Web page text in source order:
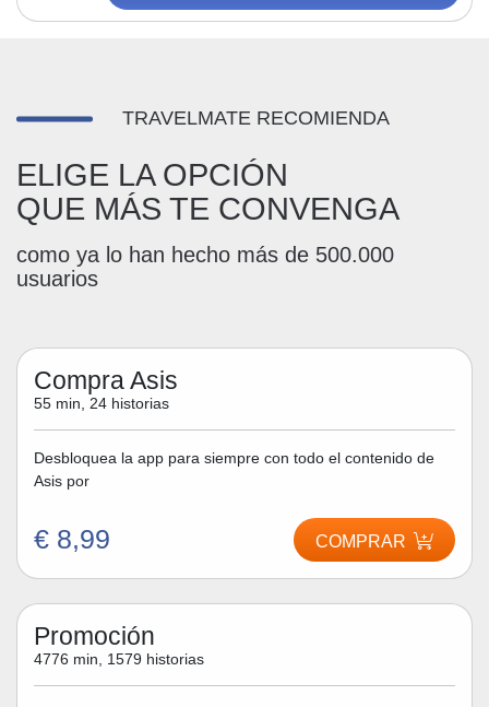
TRAVELMATE RECOMIENDA
ELIGE LA OPCIÓN
QUE MÁS TE CONVENGA
como ya lo han hecho más de 500.000
usuarios
Compra Asis
55 min, 24 historias
Desbloquea la app para siempre con todo el contenido de
Asis por
€ 8,99 COMPRAR
Promoción
4776 min, 1579 historias